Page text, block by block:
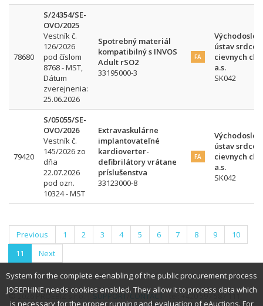
78680
S/24354/SE-
OVO/2025
Vestník č.
126/2026
pod číslom
8768 - MST,
Dátum
zverejnenia:
25.06.2026
Spotrebný materiál
kompatibilný s INVOS
Adult rSO2
33195000-3
FA
ústav
cievnych
a.s.
SK042
79420
S/05055/SE-
OVO/2026
Vestník č.
145/2026 zo
dňa
22.07.2026
pod ozn.
10324 - MST
Extravaskulárne
implantovateľné
kardioverter-
defibrilátory vrátane
príslušenstva
33123000-8
FA
ústav
cievnych
a.s.
SK042
Previous 1 2 3 4 5 6 7 8 9
10
11
Next
© 2026 PROEBIZ s.r.o. |SUPPORT/CONTACT- tel: +420 597 587 111,
System for the complete e-enabling of the public procurement process
JOSEPHINE needs cookies enabled. They allow it to process data which
is necessary for the proper running and evaluation of eAuctions. For